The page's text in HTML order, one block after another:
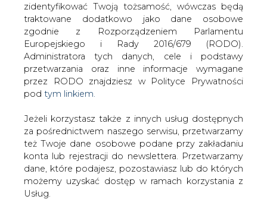
WŁĄCZ CIRE.TV
zidentyfikować Twoją tożsamość, wówczas będą
traktowane dodatkowo jako dane osobowe
zgodnie z Rozporządzeniem Parlamentu
Europejskiego i Rady 2016/679 (RODO).
Administratora tych danych, cele i podstawy
przetwarzania oraz inne informacje wymagane
przez RODO znajdziesz w Polityce Prywatności
pod tym linkiem.
Jeżeli korzystasz także z innych usług dostępnych
za pośrednictwem naszego serwisu, przetwarzamy
też Twoje dane osobowe podane przy zakładaniu
konta lub rejestracji do newslettera. Przetwarzamy
dane, które podajesz, pozostawiasz lub do których
możemy uzyskać dostęp w ramach korzystania z
Usług.
Strona główna PRAWO
Wywiad z Piotrem Kukurbą
Prezesem Górnośląskiego Zakładu
Elektroenergetycznego S.A.